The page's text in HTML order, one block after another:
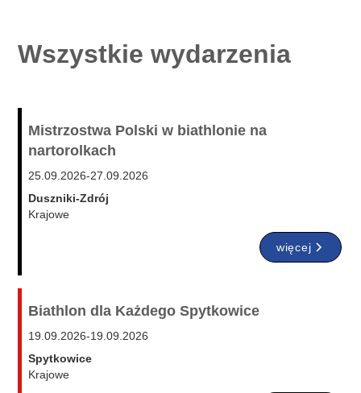
Wszystkie wydarzenia
Mistrzostwa Polski w biathlonie na
nartorolkach
25.09.2026-27.09.2026
Duszniki-Zdrój
Krajowe
więcej
Biathlon dla Każdego Spytkowice
19.09.2026-19.09.2026
Spytkowice
Krajowe